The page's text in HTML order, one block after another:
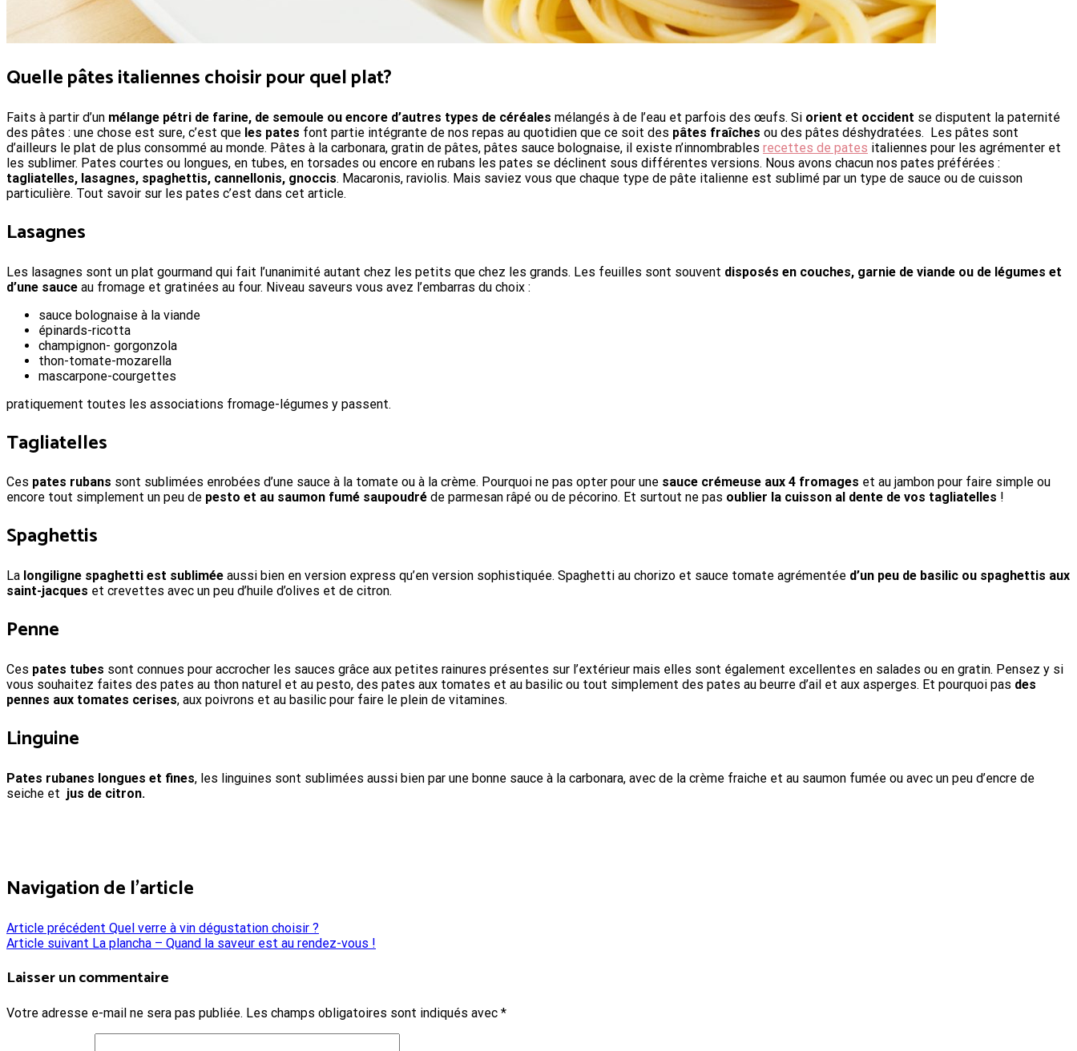
Quelle pâtes italiennes choisir pour quel plat?
Faits à partir d’un mélange pétri de farine, de semoule ou encore d’autres types de céréales mélangés à de l’eau et parfois des œufs. Si orient et occident se disputent la paternité
des pâtes : une chose est sure, c’est que les pates font partie intégrante de nos repas au quotidien que ce soit des pâtes fraîches ou des pâtes déshydratées. Les pâtes sont
d’ailleurs le plat de plus consommé au monde. Pâtes à la carbonara, gratin de pâtes, pâtes sauce bolognaise, il existe n’innombrables recettes de pates italiennes pour les agrémenter et
les sublimer. Pates courtes ou longues, en tubes, en torsades ou encore en rubans les pates se déclinent sous différentes versions. Nous avons chacun nos pates préférées :
tagliatelles, lasagnes, spaghettis, cannellonis, gnoccis. Macaronis, raviolis. Mais saviez vous que chaque type de pâte italienne est sublimé par un type de sauce ou de cuisson
particulière. Tout savoir sur les pates c’est dans cet article.
Lasagnes
Les lasagnes sont un plat gourmand qui fait l’unanimité autant chez les petits que chez les grands. Les feuilles sont souvent disposés en couches, garnie de viande ou de légumes et
d’une sauce au fromage et gratinées au four. Niveau saveurs vous avez l’embarras du choix :
sauce bolognaise à la viande
épinards-ricotta
champignon- gorgonzola
thon-tomate-mozarella
mascarpone-courgettes
pratiquement toutes les associations fromage-légumes y passent.
Tagliatelles
Ces pates rubans sont sublimées enrobées d’une sauce à la tomate ou à la crème. Pourquoi ne pas opter pour une sauce crémeuse aux 4 fromages et au jambon pour faire simple ou
encore tout simplement un peu de pesto et au saumon fumé saupoudré de parmesan râpé ou de pécorino. Et surtout ne pas oublier la cuisson al dente de vos tagliatelles !
Spaghettis
La longiligne spaghetti est sublimée aussi bien en version express qu’en version sophistiquée. Spaghetti au chorizo et sauce tomate agrémentée d’un peu de basilic ou spaghettis aux
saint-jacques et crevettes avec un peu d’huile d’olives et de citron.
Penne
Ces pates tubes sont connues pour accrocher les sauces grâce aux petites rainures présentes sur l’extérieur mais elles sont également excellentes en salades ou en gratin. Pensez y si
vous souhaitez faites des pates au thon naturel et au pesto, des pates aux tomates et au basilic ou tout simplement des pates au beurre d’ail et aux asperges. Et pourquoi pas des
pennes aux tomates cerises, aux poivrons et au basilic pour faire le plein de vitamines.
Linguine
Pates rubanes longues et fines, les linguines sont sublimées aussi bien par une bonne sauce à la carbonara, avec de la crème fraiche et au saumon fumée ou avec un peu d’encre de
seiche et jus de citron.
Navigation de l’article
Article précédent Quel verre à vin dégustation choisir ?
Article suivant La plancha – Quand la saveur est au rendez-vous !
Laisser un commentaire
Votre adresse e-mail ne sera pas publiée. Les champs obligatoires sont indiqués avec *